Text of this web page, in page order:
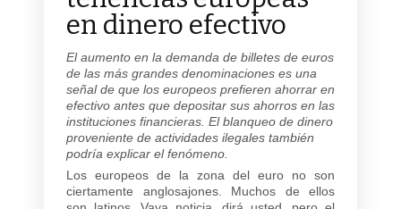
en dinero efectivo
El aumento en la demanda de billetes de euros
de las más grandes denominaciones es una
señal de que los europeos prefieren ahorrar en
efectivo antes que depositar sus ahorros en las
instituciones financieras. El blanqueo de dinero
proveniente de actividades ilegales también
podría explicar el fenómeno.
Los europeos de la zona del euro no son
ciertamente anglosajones. Muchos de ellos